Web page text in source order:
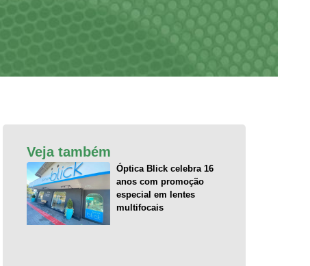
Veja também
Óptica Blick celebra 16
anos com promoção
especial em lentes
multifocais